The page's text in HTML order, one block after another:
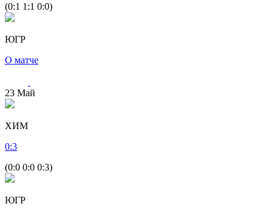
(0:1 1:1 0:0)
ЮГР
О матче
23 Май
ХИМ
0:3
(0:0 0:0 0:3)
ЮГР